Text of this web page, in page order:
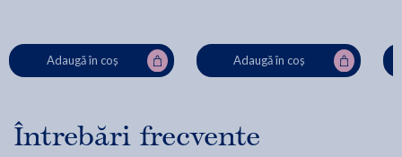
Adaugă în coș Adaugă în coș
Întrebări frecvente